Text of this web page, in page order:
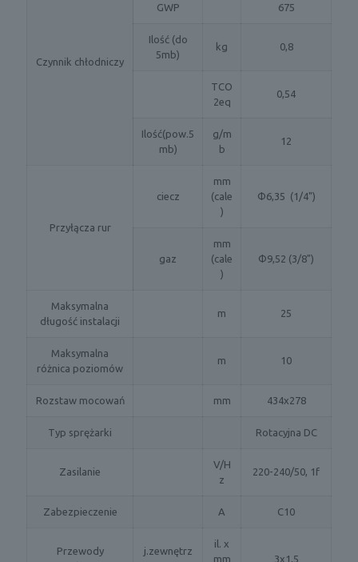
Czynnik chłodniczy
GWP 675
Ilość (do
5mb)
kg 0,8
TCO
2eq
0,54
Ilość(pow.5
mb)
g/m
b
12
Przyłącza rur
ciecz
mm
(cale
)
Φ6,35 (1/4")
gaz
mm
(cale
)
Φ9,52 (3/8")
Maksymalna
długość instalacji
m 25
Maksymalna
różnica poziomów
m 10
Rozstaw mocowań mm 434x278
Typ sprężarki Rotacyjna DC
Zasilanie
V/H
z
220-240/50, 1f
Zabezpieczenie A C10
Przewody
j.zewnętrz
il. x
mm
3x1,5